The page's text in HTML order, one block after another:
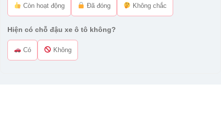
Còn hoạt động Đã đóng Không chắc
Hiện có chỗ đậu xe ô tô không?
Có Không